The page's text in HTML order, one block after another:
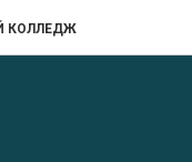
КОЛЛЕДЖ